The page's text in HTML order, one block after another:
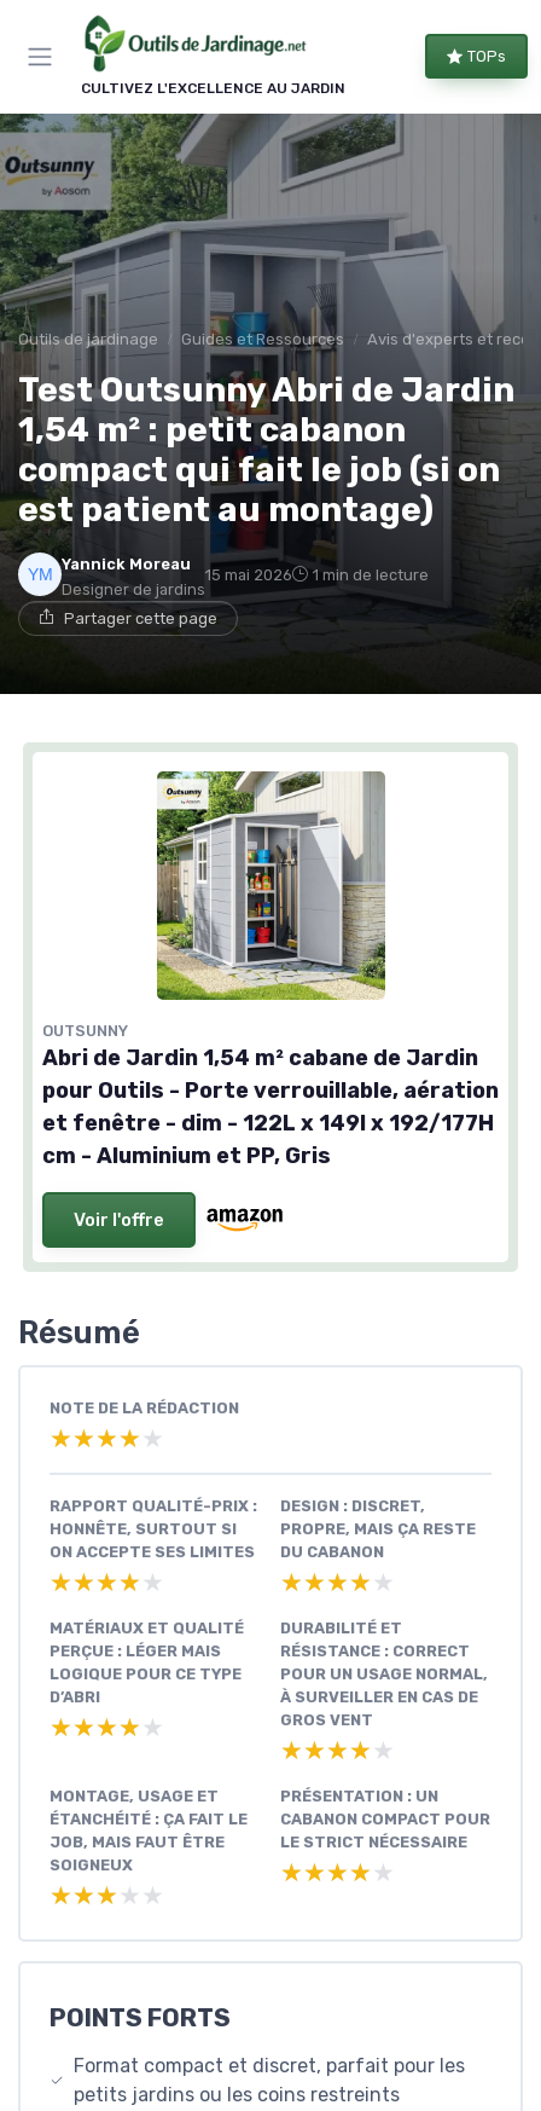
CULTIVEZ L'EXCELLENCE AU JARDIN
TOPs
Outils de jardinage Guides et Ressources Avis d'experts et
Test Outsunny Abri de Jardin
1,54 m² : petit cabanon
compact qui fait le job (si on
est patient au montage)
Yannick Moreau
Designer de jardins
15 mai 2026 1 min de lecture
Partager cette page
OUTSUNNY
Abri de Jardin 1,54 m² cabane de Jardin
pour Outils - Porte verrouillable, aération
et fenêtre - dim - 122L x 149l x 192/177H
cm - Aluminium et PP, Gris
Voir l'offre
Résumé
NOTE DE LA RÉDACTION
★★★★★
★★★★★
RAPPORT QUALITÉ-PRIX :
HONNÊTE, SURTOUT SI
ON ACCEPTE SES LIMITES
★★★★★
★★★★★
DESIGN : DISCRET,
PROPRE, MAIS ÇA RESTE
DU CABANON
★★★★★
★★★★★
MATÉRIAUX ET QUALITÉ
PERÇUE : LÉGER MAIS
LOGIQUE POUR CE TYPE
D’ABRI
★★★★★
★★★★★
DURABILITÉ ET
RÉSISTANCE : CORRECT
POUR UN USAGE NORMAL,
À SURVEILLER EN CAS DE
GROS VENT
★★★★★
★★★★★
MONTAGE, USAGE ET
ÉTANCHÉITÉ : ÇA FAIT LE
JOB, MAIS FAUT ÊTRE
SOIGNEUX
★★★★★
★★★★★
PRÉSENTATION : UN
CABANON COMPACT POUR
LE STRICT NÉCESSAIRE
★★★★★
★★★★★
POINTS FORTS
Format compact et discret, parfait pour les
petits jardins ou les coins restreints
Panneau de gestion des cookies